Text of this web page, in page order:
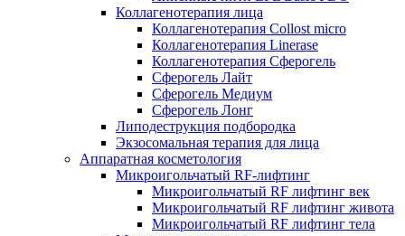
Коллагенотерапия лица
Коллагенотерапия Collost micro
Коллагенотерапия Linerase
Коллагенотерапия Сферогель
Сферогель Лайт
Сферогель Медиум
Сферогель Лонг
Липодеструкция подбородка
Экзосомальная терапия для лица
Аппаратная косметология
Микроигольчатый RF-лифтинг
Микроигольчатый RF лифтинг век
Микроигольчатый RF лифтинг живота
Микроигольчатый RF лифтинг тела